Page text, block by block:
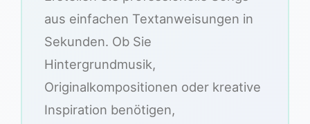
aus einfachen Textanweisungen in
Sekunden. Ob Sie
Hintergrundmusik,
Originalkompositionen oder kreative
Inspiration benötigen,